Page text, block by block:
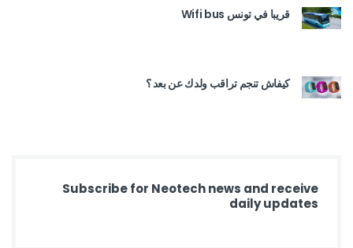
قريبا في تونس Wifi bus
كيفاش تنجم تراقب ولدك عن بعد ؟
Subscribe for Neotech news and receive
daily updates